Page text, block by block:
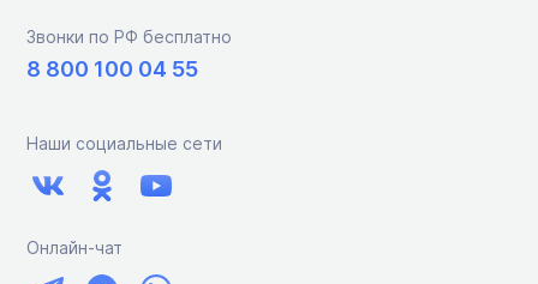
Звонки по РФ бесплатно
8 800 100 04 55
Наши социальные сети
Онлайн-чат